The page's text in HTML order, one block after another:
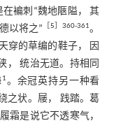
在褊刺“魏地陿隘， 其
以将之” ［5 ］360-361。
穿的草编的鞋子， 因
， 统治无道。持相同
1。余冠英持另一种看
之状。屦， 践踏。葛
霜是说它不透寒气，